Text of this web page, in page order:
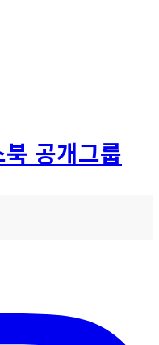
공개그룹